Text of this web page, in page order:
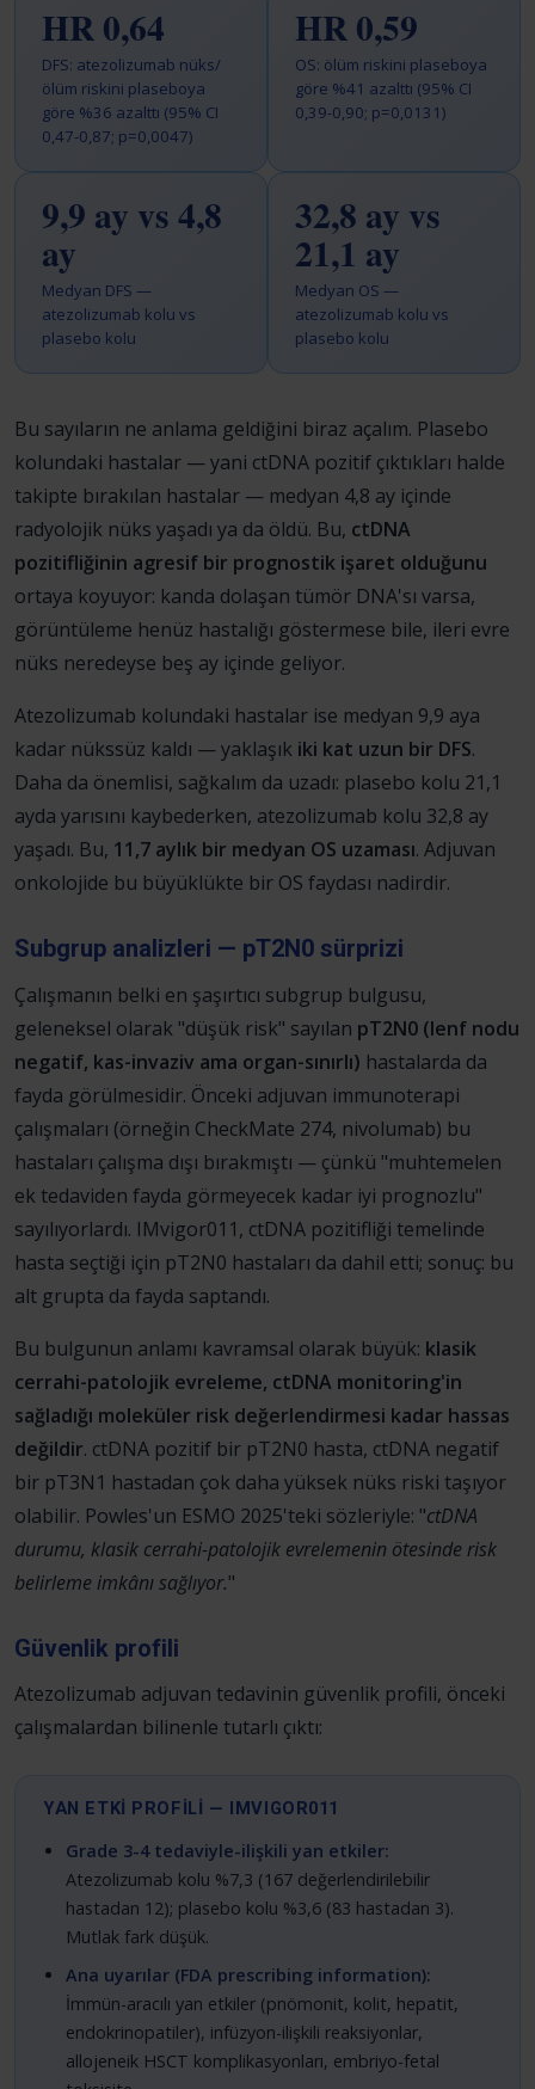
HR 0,64
DFS: atezolizumab nüks/
ölüm riskini plaseboya
göre %36 azalttı (95% CI
0,47-0,87; p=0,0047)
HR 0,59
OS: ölüm riskini plaseboya
göre %41 azalttı (95% CI
0,39-0,90; p=0,0131)
9,9 ay vs 4,8
ay
Medyan DFS —
atezolizumab kolu vs
plasebo kolu
32,8 ay vs
21,1 ay
Medyan OS —
atezolizumab kolu vs
plasebo kolu
Bu sayıların ne anlama geldiğini biraz açalım. Plasebo
kolundaki hastalar — yani ctDNA pozitif çıktıkları halde
takipte bırakılan hastalar — medyan 4,8 ay içinde
radyolojik nüks yaşadı ya da öldü. Bu, ctDNA
pozitifliğinin agresif bir prognostik işaret olduğunu
ortaya koyuyor: kanda dolaşan tümör DNA'sı varsa,
görüntüleme henüz hastalığı göstermese bile, ileri evre
nüks neredeyse beş ay içinde geliyor.
Atezolizumab kolundaki hastalar ise medyan 9,9 aya
kadar nükssüz kaldı — yaklaşık iki kat uzun bir DFS.
Daha da önemlisi, sağkalım da uzadı: plasebo kolu 21,1
ayda yarısını kaybederken, atezolizumab kolu 32,8 ay
yaşadı. Bu, 11,7 aylık bir medyan OS uzaması. Adjuvan
onkolojide bu büyüklükte bir OS faydası nadirdir.
Subgrup analizleri — pT2N0 sürprizi
Çalışmanın belki en şaşırtıcı subgrup bulgusu,
geleneksel olarak "düşük risk" sayılan pT2N0 (lenf nodu
negatif, kas-invaziv ama organ-sınırlı) hastalarda da
fayda görülmesidir. Önceki adjuvan immunoterapi
çalışmaları (örneğin CheckMate 274, nivolumab) bu
hastaları çalışma dışı bırakmıştı — çünkü "muhtemelen
ek tedaviden fayda görmeyecek kadar iyi prognozlu"
sayılıyorlardı. IMvigor011, ctDNA pozitifliği temelinde
hasta seçtiği için pT2N0 hastaları da dahil etti; sonuç: bu
alt grupta da fayda saptandı.
Bu bulgunun anlamı kavramsal olarak büyük: klasik
cerrahi-patolojik evreleme, ctDNA monitoring'in
sağladığı moleküler risk değerlendirmesi kadar hassas
değildir. ctDNA pozitif bir pT2N0 hasta, ctDNA negatif
bir pT3N1 hastadan çok daha yüksek nüks riski taşıyor
olabilir. Powles'un ESMO 2025'teki sözleriyle: "ctDNA
durumu, klasik cerrahi-patolojik evrelemenin ötesinde risk
belirleme imkânı sağlıyor."
Güvenlik profili
Atezolizumab adjuvan tedavinin güvenlik profili, önceki
çalışmalardan bilinenle tutarlı çıktı:
YAN ETKİ PROFİLİ — IMVIGOR011
Grade 3-4 tedaviyle-ilişkili yan etkiler:
Atezolizumab kolu %7,3 (167 değerlendirilebilir
hastadan 12); plasebo kolu %3,6 (83 hastadan 3).
Mutlak fark düşük.
Ana uyarılar (FDA prescribing information):
İmmün-aracılı yan etkiler (pnömonit, kolit, hepatit,
endokrinopatiler), infüzyon-ilişkili reaksiyonlar,
allojeneik HSCT komplikasyonları, embriyo-fetal